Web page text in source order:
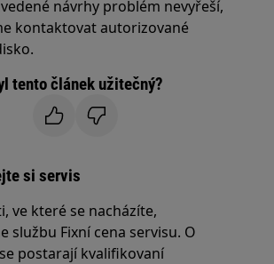
návrhy problém nevyřeší,
kontaktovat autorizované
tento článek užitečný?
si servis
ve které se nacházíte,
službu Fixní cena servisu. O
postarají kvalifikovaní